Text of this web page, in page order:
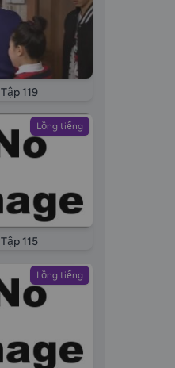
Tập 119
Lồng tiếng
Tập 115
Lồng tiếng